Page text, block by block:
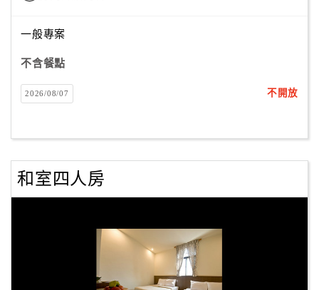
一般專案
不含餐點
2026/08/07 不開放
和室四人房